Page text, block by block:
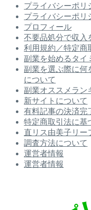
プライバシーポリ
プライバシーポリ
プロフィール
不要品処分で収入
利用規約／特定商
副業を始めるタイ
副業を選ぶ際に何
について
副業オススメラン
新サイトについて
有料記事の決済完
特定商取引法に基
直リス由美子リー
調査方法について
運営者情報
運営者情報